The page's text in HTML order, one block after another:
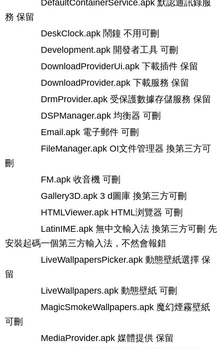
DefaultContainerService.apk 默認通訊錄服
務 保留
DeskClock.apk 鬧鐘 不用可刪
Development.apk 開發者工具 可刪
DownloadProviderUi.apk 下載插件 保留
DownloadProvider.apk 下載服務 保留
DrmProvider.apk 受保護數據存儲服務 保留
DSPManager.apk 均衡器 可刪
Email.apk 電子郵件 可刪
FileManager.apk OI文件管理器 換第三方可
刪
FM.apk 收音機 可刪
Gallery3D.apk 3 d圖庫 換第三方可刪
HTMLViewer.apk HTML浏覽器 可刪
LatinIME.apk 無中文輸入法 換第三方可刪 先
安裝起碼一個第三方輸入法，不然會報錯
LiveWallpapersPicker.apk 動態壁紙選擇 保
留
LiveWallpapers.apk 動態壁紙 可刪
MagicSmokeWallpapers.apk 魔幻煙霧壁紙
可刪
MediaProvider.apk 媒體提供 保留